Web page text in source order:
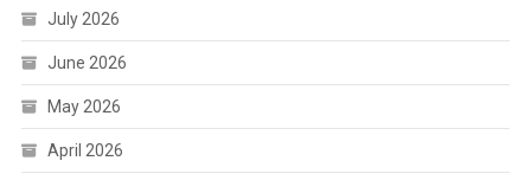
July 2026
June 2026
May 2026
April 2026